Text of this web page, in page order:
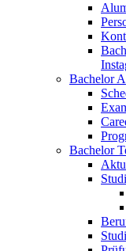
Bachelor
Bachelor